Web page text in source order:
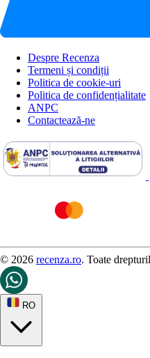
Despre Recenza
Termeni și condiții
Politica de cookie-uri
Politica de confidențialitate
ANPC
Contactează-ne
© 2026 recenza.ro. Toate
RO